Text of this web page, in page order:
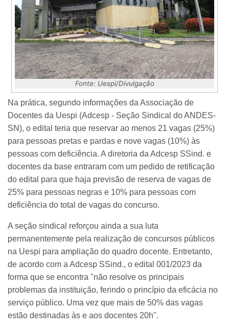
Fonte: Uespi/Divulgação
Na prática, segundo informações da Associação de
Docentes da Uespi (Adcesp - Seção Sindical do ANDES-
SN), o edital teria que reservar ao menos 21 vagas (25%)
para pessoas pretas e pardas e nove vagas (10%) às
pessoas com deficiência. A diretoria da Adcesp SSind. e
docentes da base entraram com um pedido de retificação
do edital para que haja previsão de reserva de vagas de
25% para pessoas negras e 10% para pessoas com
deficiência do total de vagas do concurso.
A seção sindical reforçou ainda a sua luta
permanentemente pela realização de concursos públicos
na Uespi para ampliação do quadro docente. Entretanto,
de acordo com a Adcesp SSind., o edital 001/2023 da
forma que se encontra "não resolve os principais
problemas da instituição, ferindo o princípio da eficácia no
serviço público. Uma vez que mais de 50% das vagas
estão destinadas às e aos docentes 20h".